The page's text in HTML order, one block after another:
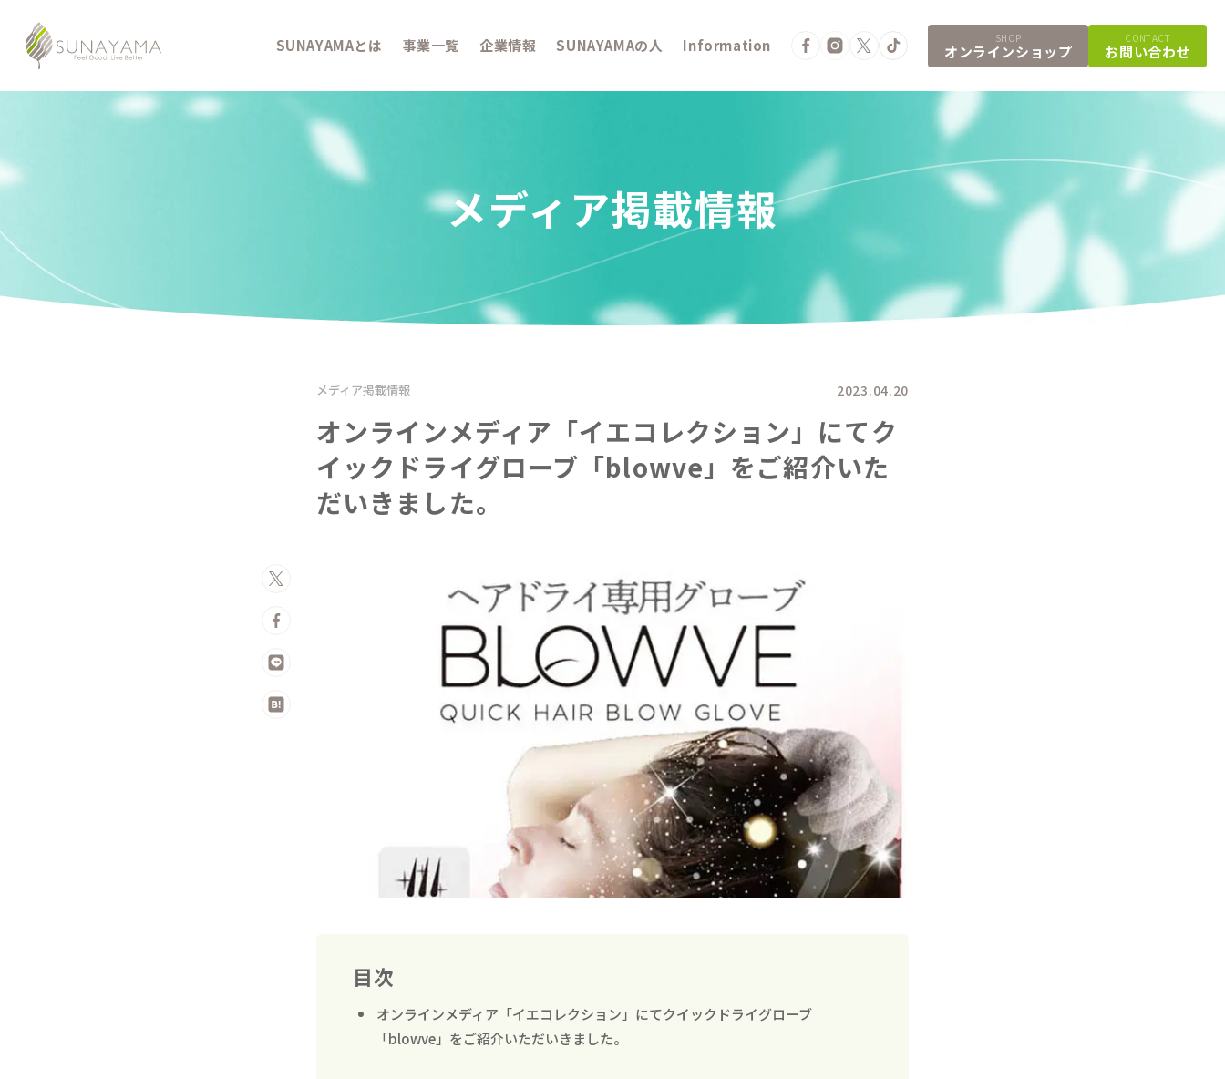
SUNAYAMAとは 事業一覧 企業情報 SUNAYAMAの人 Information SHOP
オンラインショップ
CONTACT
お問い合わせ
メディア掲載情報
メディア掲載情報 2023.04.20
オンラインメディア「イエコレクション」にてク
イックドライグローブ「blowve」をご紹介いた
だいきました。
目次
オンラインメディア「イエコレクション」にてクイックドライグローブ
「blowve」をご紹介いただいきました。